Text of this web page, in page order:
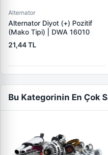
Alternator
Alternator Diyot (+) Pozitif
(Mako Tipi) | DWA 16010
21,44 TL
Bu Kategorinin En Çok